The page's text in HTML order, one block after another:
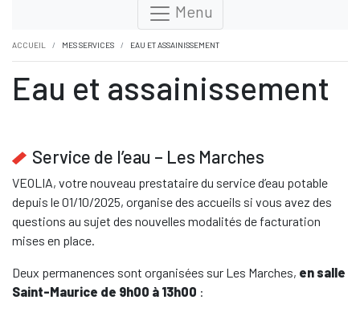
Menu
ACCUEIL MES SERVICES EAU ET ASSAINISSEMENT
Eau et assainissement
Service de l’eau – Les Marches
VEOLIA, votre nouveau prestataire du service d’eau potable
depuis le 01/10/2025, organise des accueils si vous avez des
questions au sujet des nouvelles modalités de facturation
mises en place.
Deux permanences sont organisées sur Les Marches, en salle
Saint-Maurice de 9h00 à 13h00 :